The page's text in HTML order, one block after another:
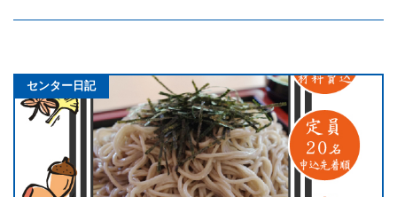
センター日記